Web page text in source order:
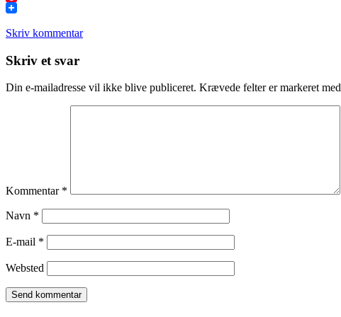
Pinterest
Skriv kommentar
Læserinteraktioner
Skriv et svar
Din e-mailadresse vil ikke blive publiceret. Krævede felter er markeret med
Kommentar *
Navn *
E-mail *
Websted